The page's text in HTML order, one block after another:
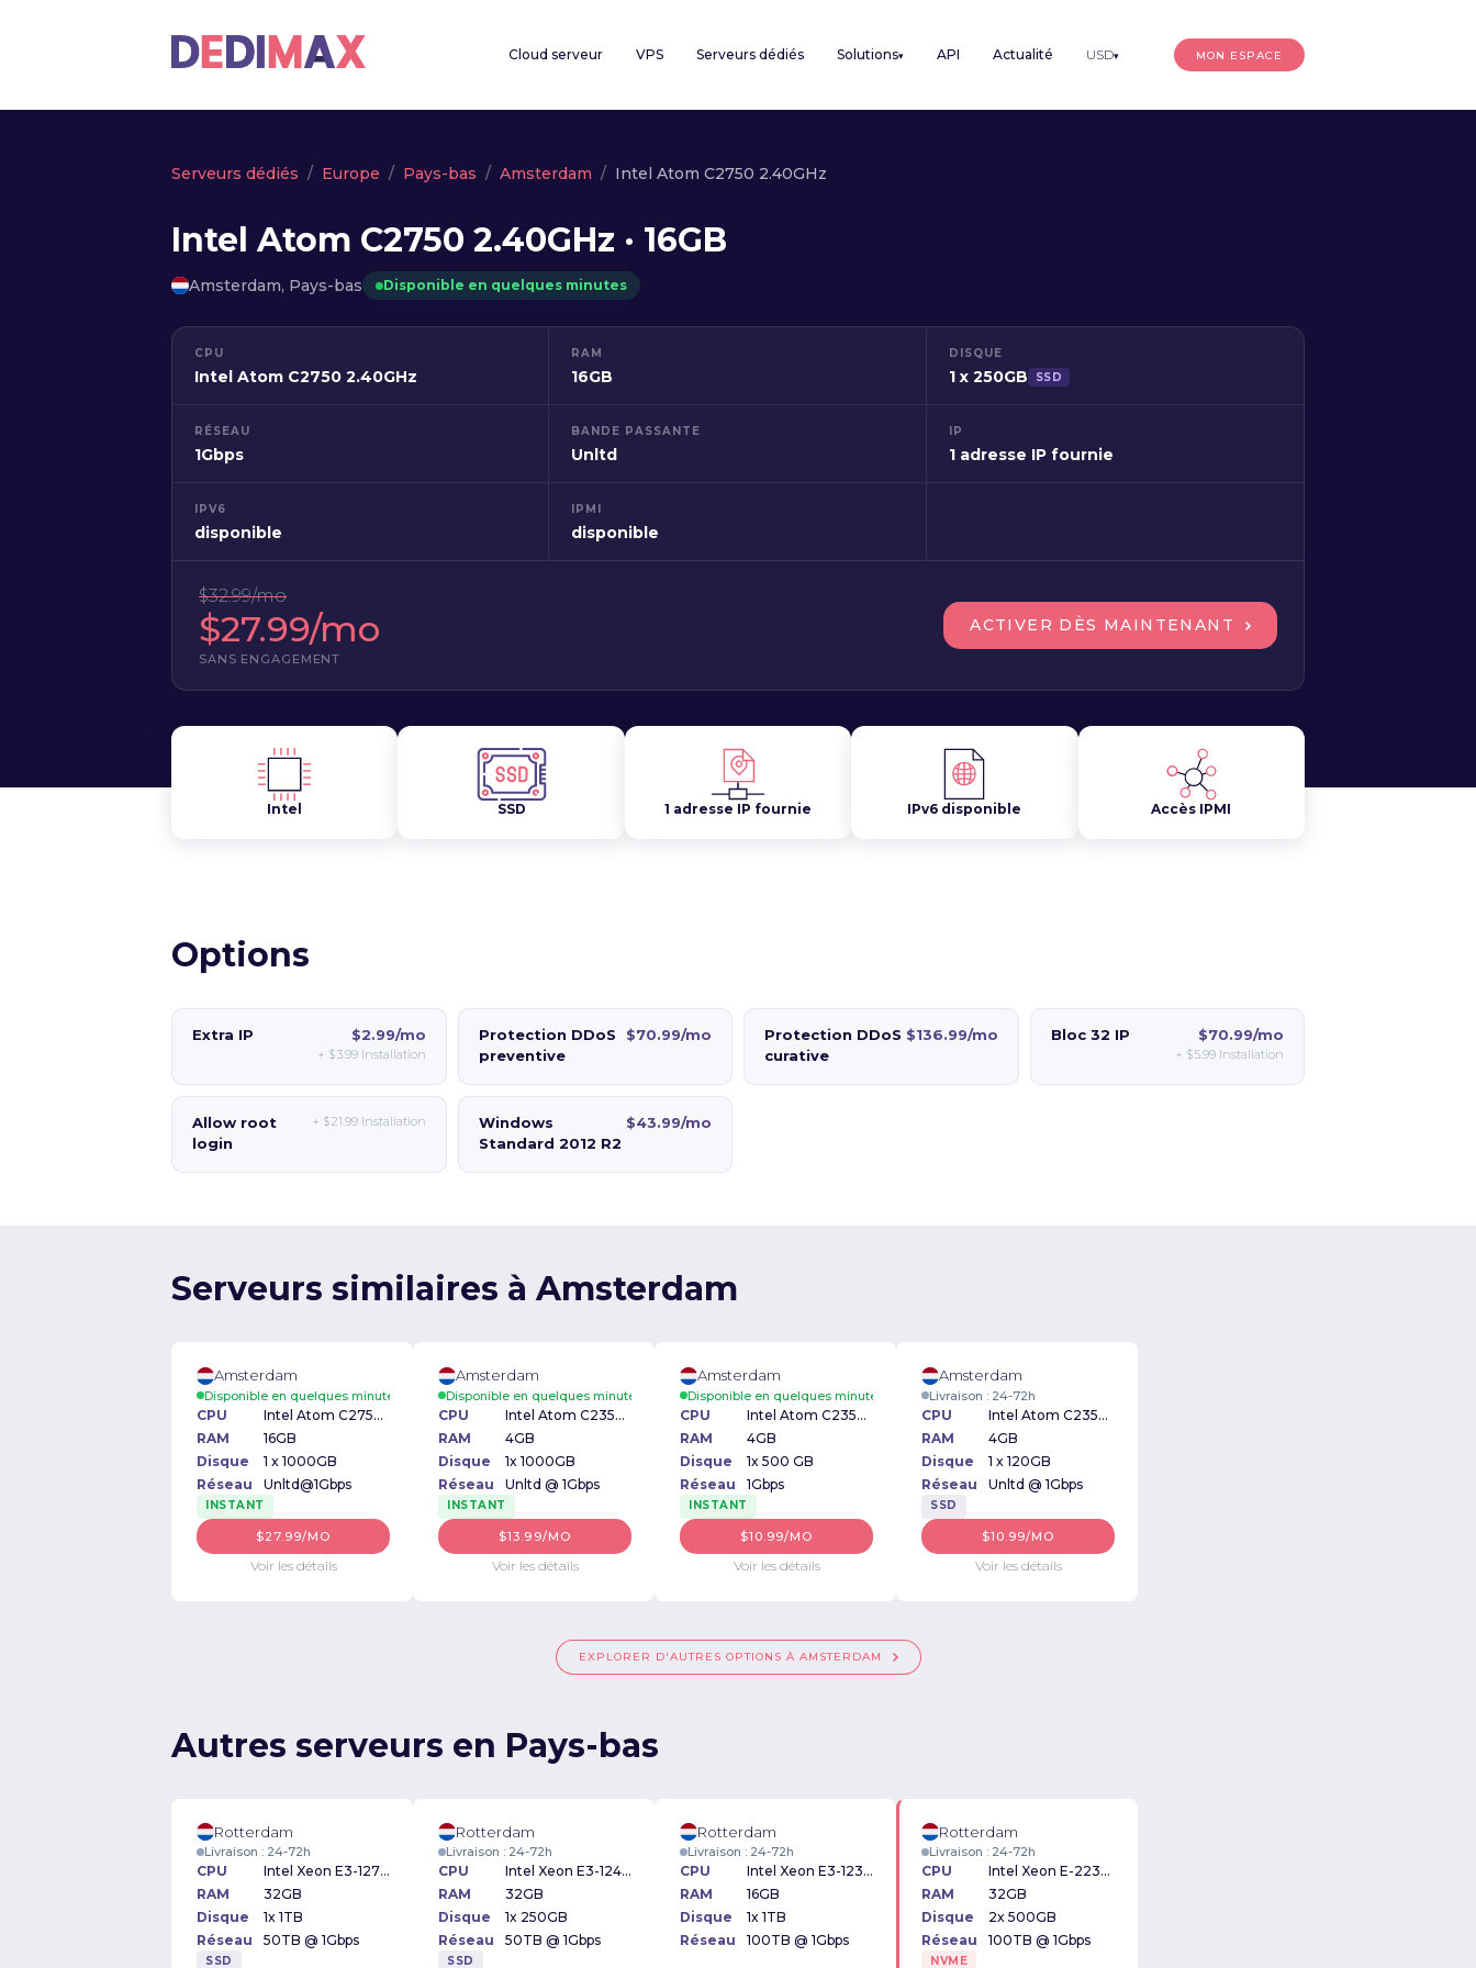
Cloud serveur VPS Serveurs dédiés Solutions▾ API Actualité USD▾ MON ESPACE
Serveurs dédiés Europe Pays-bas Amsterdam Intel Atom C2750 2.40GHz
Intel Atom C2750 2.40GHz · 16GB
Amsterdam, Pays-bas Disponible en quelques minutes
CPU
Intel Atom C2750 2.40GHz
RAM
16GB
DISQUE
1 x 250GB SSD
RÉSEAU
1Gbps
BANDE PASSANTE
Unltd
IP
1 adresse IP fournie
IPV6
disponible
IPMI
disponible
$32.99/mo
$27.99/mo
SANS ENGAGEMENT
ACTIVER DÈS MAINTENANT
Intel SSD 1 adresse IP fournie IPv6 disponible Accès IPMI
Options
Extra IP $2.99/mo
+ $3.99Installation
Protection DDoS
preventive
$70.99/mo
Protection DDoS
curative
$136.99/mo Bloc 32 IP $70.99/mo
+ $5.99 Installation
Allow root
login
+ $21.99Installation
Windows
Standard 2012 R2
$43.99/mo
Serveurs similaires à Amsterdam
Amsterdam
Disponible en quelques minutes
CPU
Intel Atom C2750 2.40GHz
RAM
16GB
Disque
1 x 1000GB
Réseau
Unltd@1Gbps
INSTANT
$27.99/MO
Voir les détails
Amsterdam
Disponible en quelques minutes
CPU
Intel Atom C2350 1.70GHz
RAM
4GB
Disque
1x 1000GB
Réseau
Unltd @ 1Gbps
INSTANT
$13.99/MO
Voir les détails
Amsterdam
Disponible en quelques minutes
CPU
Intel Atom C2350 1.70GHz
RAM
4GB
Disque
1x 500 GB
Réseau
1Gbps
INSTANT
$10.99/MO
Voir les détails
Amsterdam
Livraison : 24-72h
CPU
Intel Atom C2350 1.70GHz
RAM
4GB
Disque
1 x 120GB
Réseau
Unltd @ 1Gbps
SSD
$10.99/MO
Voir les détails
EXPLORER D'AUTRES OPTIONS À AMSTERDAM
Autres serveurs en Pays-bas
Rotterdam
Livraison : 24-72h
CPU
Intel Xeon E3-1270v2 3.50GHz
RAM
32GB
Disque
1x 1TB
Réseau
50TB @ 1Gbps
SSD
Rotterdam
Livraison : 24-72h
CPU
Intel Xeon E3-1240v5 3.50GHz
RAM
32GB
Disque
1x 250GB
Réseau
50TB @ 1Gbps
SSD
Rotterdam
Livraison : 24-72h
CPU
Intel Xeon E3-1230v6 3.50GHz
RAM
16GB
Disque
1x 1TB
Réseau
100TB @ 1Gbps
Rotterdam
Livraison : 24-72h
CPU
Intel Xeon E-2236 3.40GHz
RAM
32GB
Disque
2x 500GB
Réseau
100TB @ 1Gbps
NVME